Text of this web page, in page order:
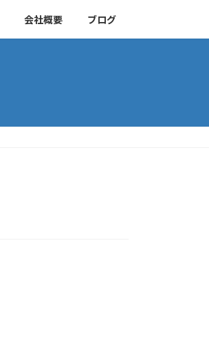
会社概要 ブログ